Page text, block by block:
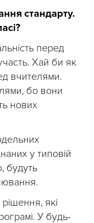
стандарту.
перед
Хай би як
вчителями.
бо вони
нових
у типовій
будуть
які
У будь-